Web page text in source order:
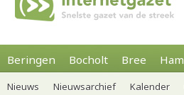
Beringen Bocholt Bree
Nieuws Nieuwsarchief Kalender